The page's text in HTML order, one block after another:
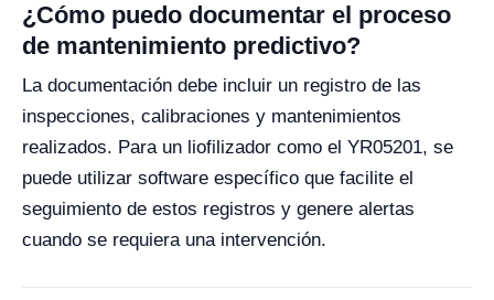
¿Cómo puedo documentar el proceso
de mantenimiento predictivo?
La documentación debe incluir un registro de las
inspecciones, calibraciones y mantenimientos
realizados. Para un liofilizador como el YR05201, se
puede utilizar software específico que facilite el
seguimiento de estos registros y genere alertas
cuando se requiera una intervención.